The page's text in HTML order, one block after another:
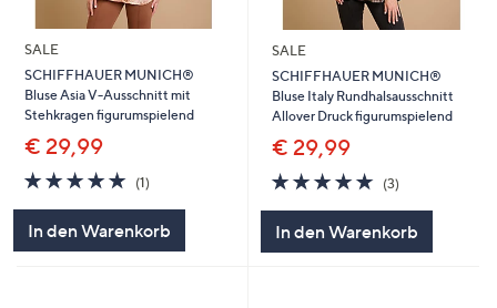
SALE
SCHIFFHAUER MUNICH®
Bluse Asia V-Ausschnitt mit
Stehkragen figurumspielend
€ 29,99
5.0
von
(1)1
In den Warenkorb
SALE
SCHIFFHAUER MUNICH®
Bluse Italy Rundhalsausschnitt
Allover Druck figurumspielend
€ 29,99
5.0
von
(3)3
In den Warenkorb